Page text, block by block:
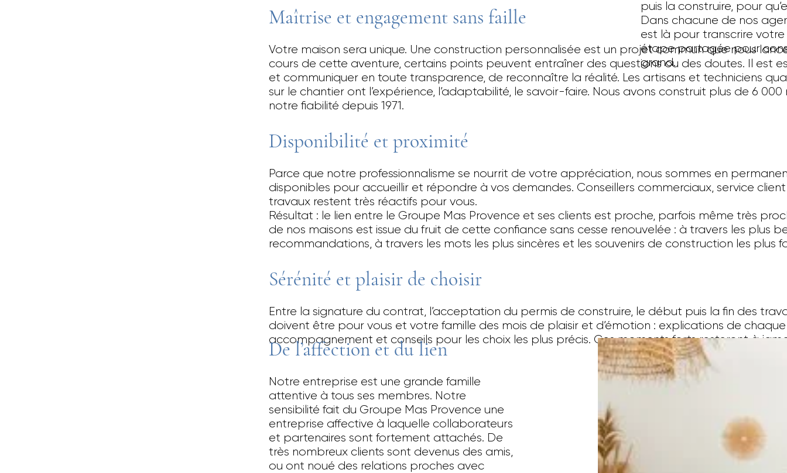
puis la construire, pour
Dans chacune de nos
est là pour transcrire votre
étape partagée pour
grand.
Maîtrise et engagement sans faille
Votre maison sera unique. Une construction personnalisée est un projet commun que nous
cours de cette aventure, certains points peuvent entraîner des questions ou des doutes. Il est
et communiquer en toute transparence, de reconnaître la réalité. Les artisans et techniciens
sur le chantier ont l’expérience, l’adaptabilité, le savoir-faire. Nous avons construit plus de 6
notre fiabilité depuis 1971.
Disponibilité et proximité
Parce que notre professionnalisme se nourrit de votre appréciation, nous sommes en
disponibles pour accueillir et répondre à vos demandes. Conseillers commerciaux, service
travaux restent très réactifs pour vous.
Résultat : le lien entre le Groupe Mas Provence et ses clients est proche, parfois même très
de nos maisons est issue du fruit de cette confiance sans cesse renouvelée : à travers les plus
recommandations, à travers les mots les plus sincères et les souvenirs de construction les plus
Sérénité et plaisir de choisir
Entre la signature du contrat, l’acceptation du permis de construire, le début puis la fin des
doivent être pour vous et votre famille des mois de plaisir et d’émotion : explications de
accompagnement et conseils pour les choix les plus précis. Ces moments forts resteront à
De l’affection et du lien
Notre entreprise est une grande famille
attentive à tous ses membres. Notre
sensibilité fait du Groupe Mas Provence une
entreprise affective à laquelle collaborateurs
et partenaires sont fortement attachés. De
très nombreux clients sont devenus des amis,
ou ont noué des relations proches avec